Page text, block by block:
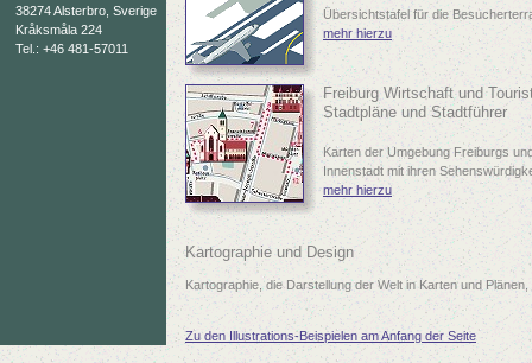
38274 Alsterbro, Sverige
Kråksmåla 224
Tel.: +46 481-57011
Übersichtstafel für die
mehr hierzu
Freiburg Wirtschaft und
Stadtpläne und Stadtführer
Karten der Umgebung Freiburgs
Innenstadt mit ihren
mehr hierzu
Kartographie und Design
Kartographie, die Darstellung der Welt in Karten und Plänen,
Zu den Illustrations-Beispielen am Anfang der Seite